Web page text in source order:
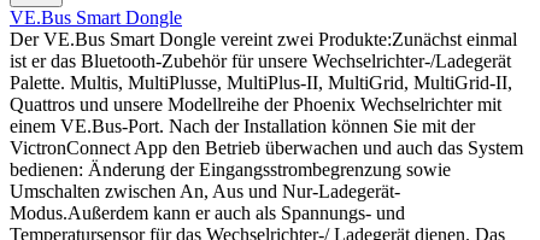
VE.Bus Smart Dongle
Der VE.Bus Smart Dongle vereint zwei Produkte:Zunächst einmal
ist er das Bluetooth-Zubehör für unsere Wechselrichter-/Ladegerät
Palette. Multis, MultiPlusse, MultiPlus-II, MultiGrid, MultiGrid-II,
Quattros und unsere Modellreihe der Phoenix Wechselrichter mit
einem VE.Bus-Port. Nach der Installation können Sie mit der
VictronConnect App den Betrieb überwachen und auch das System
bedienen: Änderung der Eingangsstrombegrenzung sowie
Umschalten zwischen An, Aus und Nur-Ladegerät-
Modus.Außerdem kann er auch als Spannungs- und
Temperatursensor für das Wechselrichter-/ Ladegerät dienen. Das